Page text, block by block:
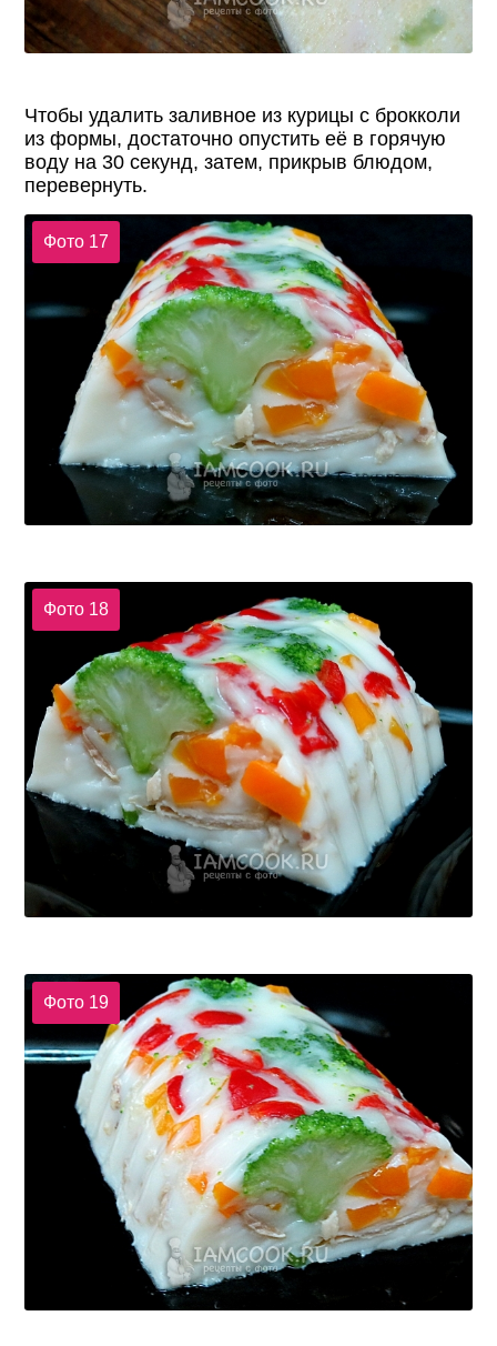
Чтобы удалить заливное из курицы с брокколи
из формы, достаточно опустить её в горячую
воду на 30 секунд, затем, прикрыв блюдом,
перевернуть.
Фото 17
Фото 18
Фото 19